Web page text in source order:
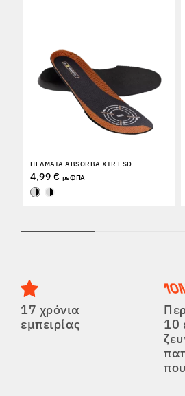
ΠΈΛΜΑΤΑ ABSORBA XTR ESD
4,99 € με ΦΠΑ
17 χρόνια
εμπειρίας
10